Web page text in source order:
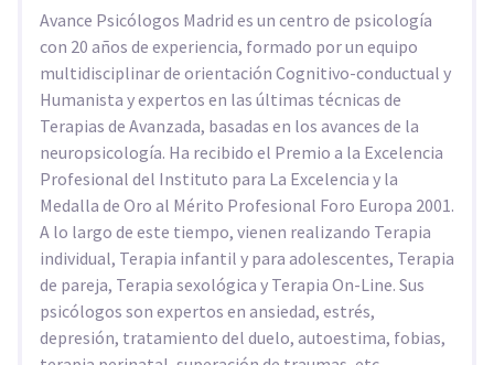
Avance Psicólogos Madrid es un centro de psicología
con 20 años de experiencia, formado por un equipo
multidisciplinar de orientación Cognitivo-conductual y
Humanista y expertos en las últimas técnicas de
Terapias de Avanzada, basadas en los avances de la
neuropsicología. Ha recibido el Premio a la Excelencia
Profesional del Instituto para La Excelencia y la
Medalla de Oro al Mérito Profesional Foro Europa 2001.
A lo largo de este tiempo, vienen realizando Terapia
individual, Terapia infantil y para adolescentes, Terapia
de pareja, Terapia sexológica y Terapia On-Line. Sus
psicólogos son expertos en ansiedad, estrés,
depresión, tratamiento del duelo, autoestima, fobias,